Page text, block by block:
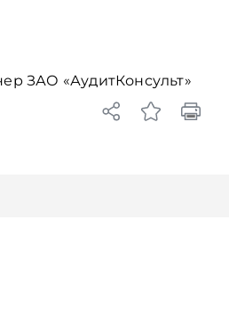
ЗАО «АудитКонсульт»